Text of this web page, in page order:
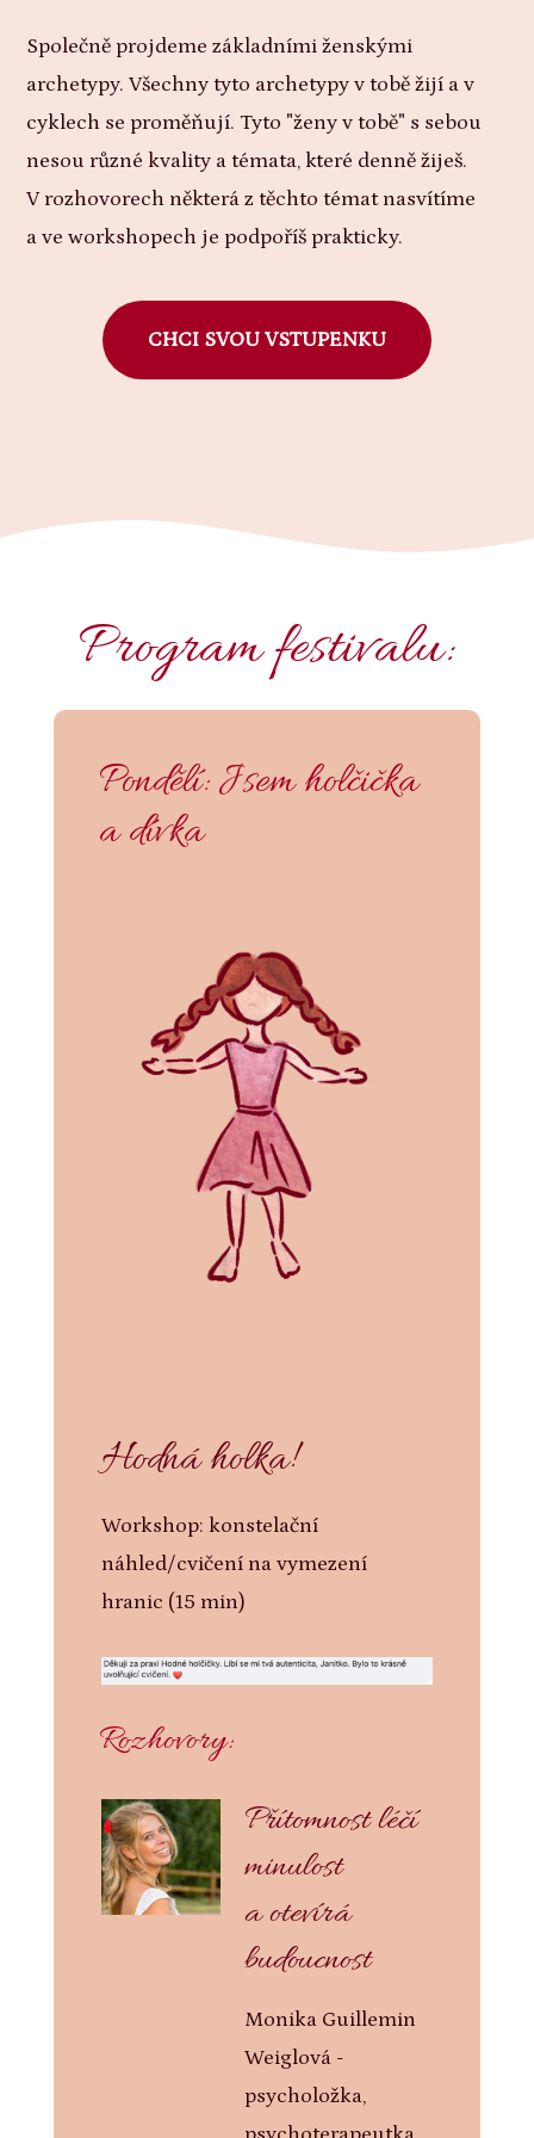
Společně projdeme základními ženskými
archetypy. Všechny tyto archetypy v tobě žijí a v
cyklech se proměňují. Tyto "ženy v tobě" s sebou
nesou různé kvality a témata, které denně žiješ.
V rozhovorech některá z těchto témat nasvítíme
a ve workshopech je podpoříš prakticky.
CHCI SVOU VSTUPENKU
Program festivalu:
Pondělí: Jsem holčička
a dívka
Hodná holka!
Workshop: konstelační
náhled/cvičení na vymezení
hranic (15 min)
Rozhovory:
Přítomnost léčí
minulost
a otevírá
budoucnost
Monika Guillemin
Weiglová -
psycholožka,